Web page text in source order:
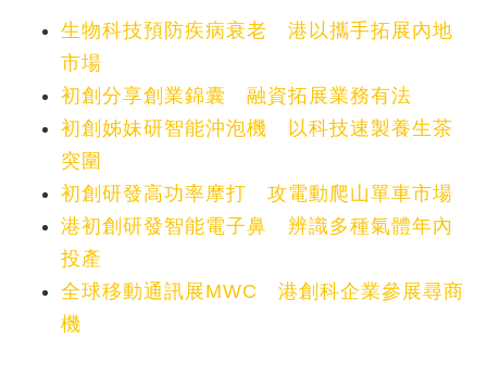
生物科技預防疾病衰老 港以攜手拓展內地
市場
初創分享創業錦囊 融資拓展業務有法
初創姊妹研智能沖泡機 以科技速製養生茶
突圍
初創研發高功率摩打 攻電動爬山單車市場
港初創研發智能電子鼻 辨識多種氣體年內
投產
全球移動通訊展MWC 港創科企業參展尋商
機